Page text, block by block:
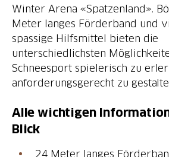
Winter Arena «Spatzenland».
Meter langes Förderband und
spassige Hilfsmittel bieten die
unterschiedlichsten
Schneesport spielerisch zu
anforderungsgerecht zu
Alle wichtigen
Blick
24 Meter langes